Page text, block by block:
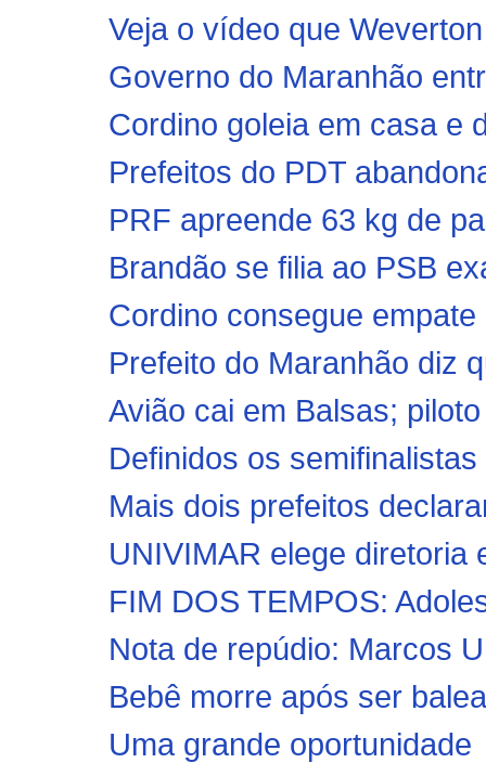
Veja o vídeo que
Governo do Maranhão
Cordino goleia em casa e
Prefeitos do PDT
PRF apreende 63 kg de
Brandão se filia ao PSB
Cordino consegue
Prefeito do Maranhão diz
Avião cai em Balsas;
Definidos os
Mais dois prefeitos
UNIVIMAR elege diretoria
FIM DOS TEMPOS:
Nota de repúdio: Marcos
Bebê morre após ser
Uma grande oportunidade